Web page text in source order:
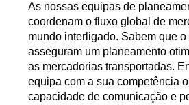
As nossas equipas de
coordenam o fluxo global de
mundo interligado. Sabem que
asseguram um planeamento
as mercadorias transportadas.
equipa com a sua competência
capacidade de comunicação e